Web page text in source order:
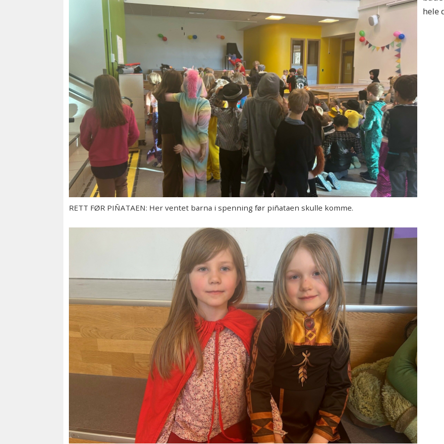
RETT FØR PIÑATAEN: Her ventet barna i spenning før piñataen skulle komme.
hele